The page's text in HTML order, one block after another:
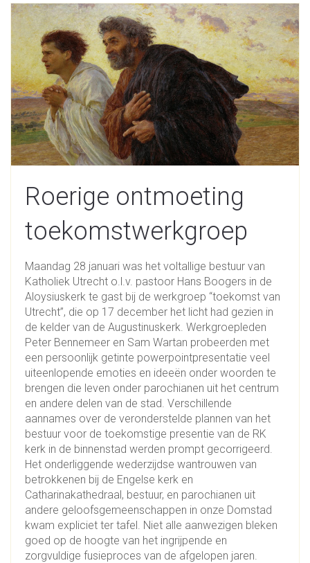
Roerige ontmoeting
toekomstwerkgroep
Maandag 28 januari was het voltallige bestuur van
Katholiek Utrecht o.l.v. pastoor Hans Boogers in de
Aloysiuskerk te gast bij de werkgroep “toekomst van
Utrecht”, die op 17 december het licht had gezien in
de kelder van de Augustinuskerk. Werkgroepleden
Peter Bennemeer en Sam Wartan probeerden met
een persoonlijk getinte powerpointpresentatie veel
uiteenlopende emoties en ideeën onder woorden te
brengen die leven onder parochianen uit het centrum
en andere delen van de stad. Verschillende
aannames over de veronderstelde plannen van het
bestuur voor de toekomstige presentie van de RK
kerk in de binnenstad werden prompt gecorrigeerd.
Het onderliggende wederzijdse wantrouwen van
betrokkenen bij de Engelse kerk en
Catharinakathedraal, bestuur, en parochianen uit
andere geloofsgemeenschappen in onze Domstad
kwam expliciet ter tafel. Niet alle aanwezigen bleken
goed op de hoogte van het ingrijpende en
zorgvuldige fusieproces van de afgelopen jaren.